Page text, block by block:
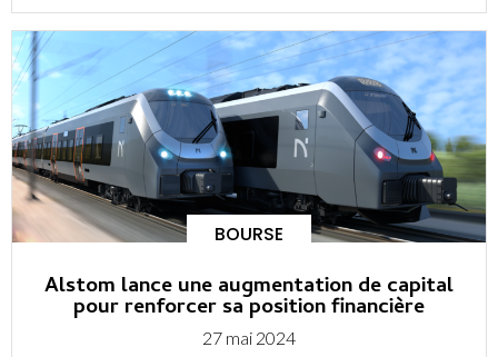
BOURSE
Alstom lance une augmentation de capital
pour renforcer sa position financière
27 mai 2024